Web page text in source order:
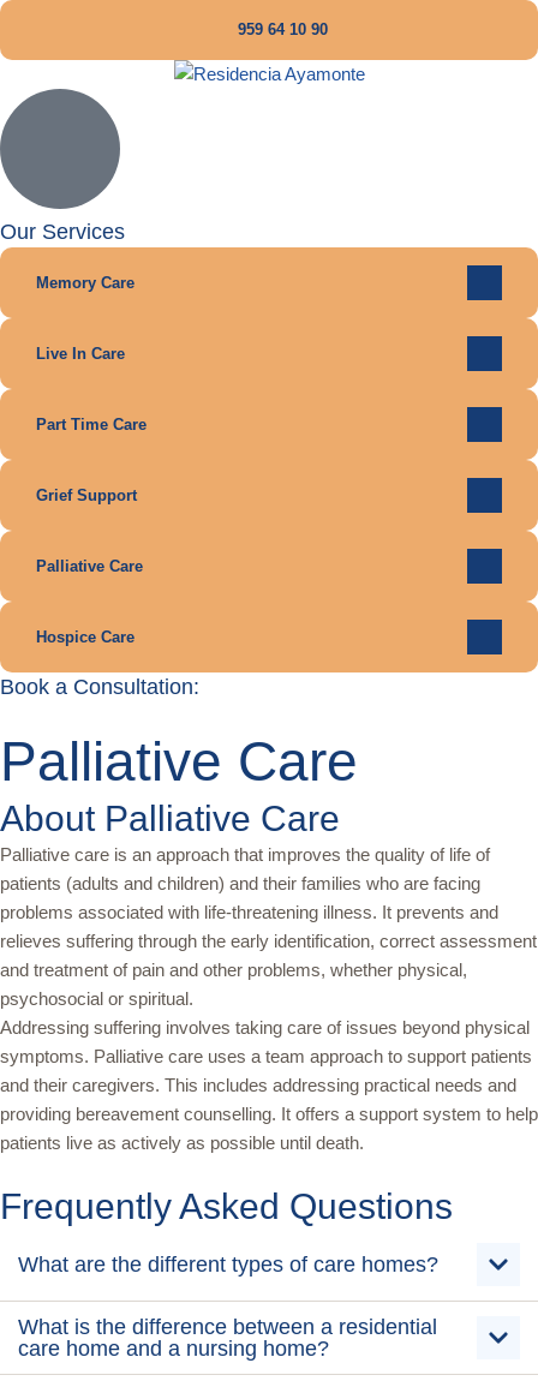
959 64 10 90
Our Services
Memory Care
Live In Care
Part Time Care
Grief Support
Palliative Care
Hospice Care
Book a Consultation:
Palliative Care
About Palliative Care
Palliative care is an approach that improves the quality of life of
patients (adults and children) and their families who are facing
problems associated with life-threatening illness. It prevents and
relieves suffering through the early identification, correct assessment
and treatment of pain and other problems, whether physical,
psychosocial or spiritual.
Addressing suffering involves taking care of issues beyond physical
symptoms. Palliative care uses a team approach to support patients
and their caregivers. This includes addressing practical needs and
providing bereavement counselling. It offers a support system to help
patients live as actively as possible until death.
Frequently Asked Questions
What are the different types of care homes?
What is the difference between a residential
care home and a nursing home?